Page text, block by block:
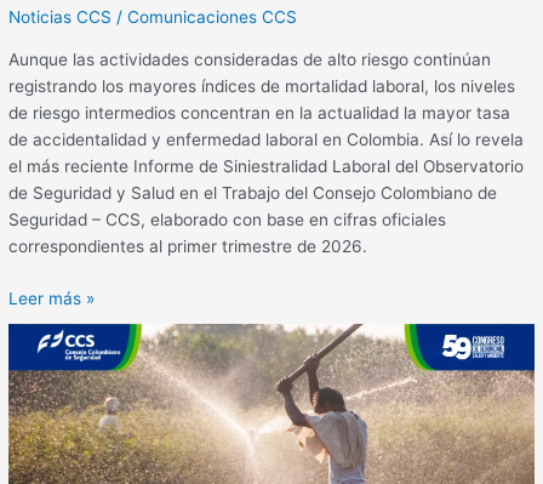
Noticias CCS /Comunicaciones CCS
Aunque las actividades consideradas de alto riesgo continúan
registrando los mayores índices de mortalidad laboral, los niveles
de riesgo intermedios concentran en la actualidad la mayor tasa
de accidentalidad y enfermedad laboral en Colombia. Así lo revela
el más reciente Informe de Siniestralidad Laboral del Observatorio
de Seguridad y Salud en el Trabajo del Consejo Colombiano de
Seguridad – CCS, elaborado con base en cifras oficiales
correspondientes al primer trimestre de 2026.
2026
Leer más »
Fenómeno
El
Niño
podría
costarle